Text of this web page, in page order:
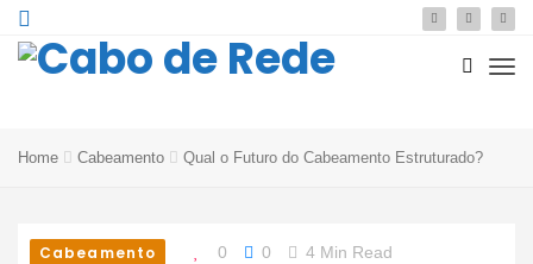
Home Cabeamento Qual o Futuro do Cabeamento Estruturado?
Cabeamento 0 0 4 Min Read